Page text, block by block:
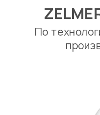
По